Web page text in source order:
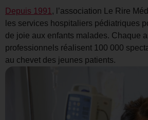
Depuis 1991, l’association Le Rire
les services hospitaliers pédiatriques
de joie aux enfants malades. Chaque
professionnels réalisent 100 000
au chevet des jeunes patients.